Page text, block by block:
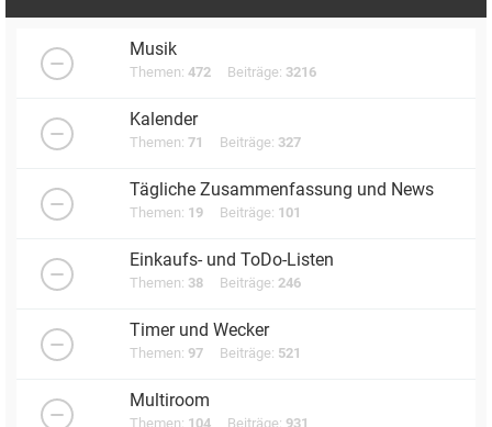
Musik
Themen: 472 Beiträge: 3216
Kalender
Themen: 71 Beiträge: 327
Tägliche Zusammenfassung und News
Themen: 19 Beiträge: 101
Einkaufs- und ToDo-Listen
Themen: 38 Beiträge: 246
Timer und Wecker
Themen: 97 Beiträge: 521
Multiroom
Themen: 104 Beiträge: 931